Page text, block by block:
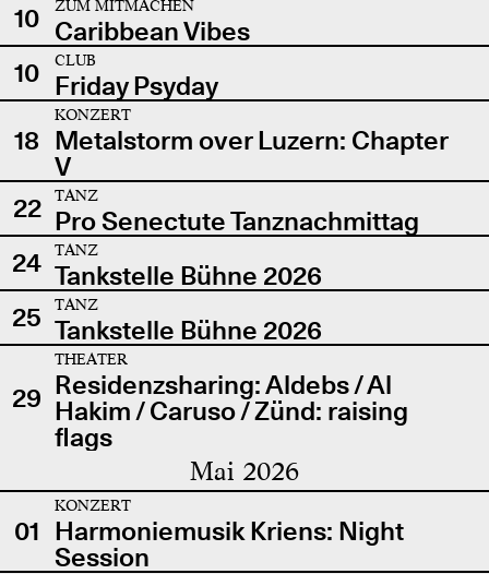
10
ZUM MITMACHEN
Caribbean Vibes
10
CLUB
Friday Psyday
18
KONZERT
Metalstorm over Luzern: Chapter
V
22
TANZ
Pro Senectute Tanznachmittag
24
TANZ
Tankstelle Bühne 2026
25
TANZ
Tankstelle Bühne 2026
29
THEATER
Residenzsharing: Aldebs / Al
Hakim / Caruso / Zünd: raising
flags
Mai 2026
01
KONZERT
Harmoniemusik Kriens: Night
Session